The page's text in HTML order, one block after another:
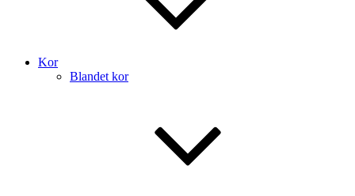
Kor
Blandet kor